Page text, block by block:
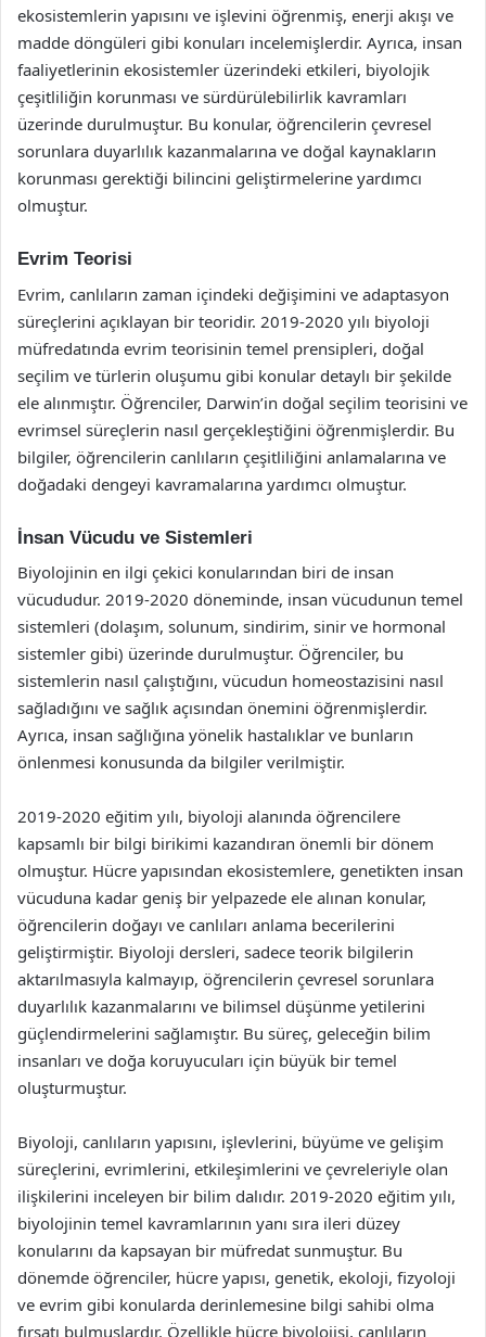
ekosistemlerin yapısını ve işlevini öğrenmiş, enerji akışı ve
madde döngüleri gibi konuları incelemişlerdir. Ayrıca, insan
faaliyetlerinin ekosistemler üzerindeki etkileri, biyolojik
çeşitliliğin korunması ve sürdürülebilirlik kavramları
üzerinde durulmuştur. Bu konular, öğrencilerin çevresel
sorunlara duyarlılık kazanmalarına ve doğal kaynakların
korunması gerektiği bilincini geliştirmelerine yardımcı
olmuştur.
Evrim Teorisi
Evrim, canlıların zaman içindeki değişimini ve adaptasyon
süreçlerini açıklayan bir teoridir. 2019-2020 yılı biyoloji
müfredatında evrim teorisinin temel prensipleri, doğal
seçilim ve türlerin oluşumu gibi konular detaylı bir şekilde
ele alınmıştır. Öğrenciler, Darwin’in doğal seçilim teorisini ve
evrimsel süreçlerin nasıl gerçekleştiğini öğrenmişlerdir. Bu
bilgiler, öğrencilerin canlıların çeşitliliğini anlamalarına ve
doğadaki dengeyi kavramalarına yardımcı olmuştur.
İnsan Vücudu ve Sistemleri
Biyolojinin en ilgi çekici konularından biri de insan
vücududur. 2019-2020 döneminde, insan vücudunun temel
sistemleri (dolaşım, solunum, sindirim, sinir ve hormonal
sistemler gibi) üzerinde durulmuştur. Öğrenciler, bu
sistemlerin nasıl çalıştığını, vücudun homeostazisini nasıl
sağladığını ve sağlık açısından önemini öğrenmişlerdir.
Ayrıca, insan sağlığına yönelik hastalıklar ve bunların
önlenmesi konusunda da bilgiler verilmiştir.
2019-2020 eğitim yılı, biyoloji alanında öğrencilere
kapsamlı bir bilgi birikimi kazandıran önemli bir dönem
olmuştur. Hücre yapısından ekosistemlere, genetikten insan
vücuduna kadar geniş bir yelpazede ele alınan konular,
öğrencilerin doğayı ve canlıları anlama becerilerini
geliştirmiştir. Biyoloji dersleri, sadece teorik bilgilerin
aktarılmasıyla kalmayıp, öğrencilerin çevresel sorunlara
duyarlılık kazanmalarını ve bilimsel düşünme yetilerini
güçlendirmelerini sağlamıştır. Bu süreç, geleceğin bilim
insanları ve doğa koruyucuları için büyük bir temel
oluşturmuştur.
Biyoloji, canlıların yapısını, işlevlerini, büyüme ve gelişim
süreçlerini, evrimlerini, etkileşimlerini ve çevreleriyle olan
ilişkilerini inceleyen bir bilim dalıdır. 2019-2020 eğitim yılı,
biyolojinin temel kavramlarının yanı sıra ileri düzey
konularını da kapsayan bir müfredat sunmuştur. Bu
dönemde öğrenciler, hücre yapısı, genetik, ekoloji, fizyoloji
ve evrim gibi konularda derinlemesine bilgi sahibi olma
fırsatı bulmuşlardır. Özellikle hücre biyolojisi, canlıların